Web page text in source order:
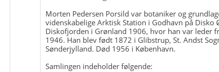
Morten Pedersen Porsild var botaniker og
videnskabelige Arktisk Station i Godhavn på Disko
Diskofjorden i Grønland 1906, hvor han var leder
1946. Han blev født 1872 i Glibstrup, St. Andst
Sønderjylland. Død 1956 i København.
Samlingen indeholder følgende: